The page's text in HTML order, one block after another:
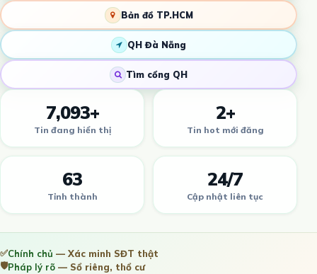
Bản đồ TP.HCM
QH Đà Nẵng
Tìm cổng QH
7,093+
Tin đang hiển thị
2+
Tin hot mới đăng
63
Tỉnh thành
24/7
Cập nhật liên tục
✅Chính chủ — Xác minh SĐT thật
🛡️Pháp lý rõ — Sổ riêng, thổ cư